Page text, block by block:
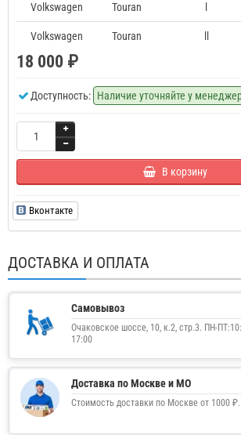
Volkswagen Touran
Volkswagen Touran
18 000 ₽
Доступность: Наличие уточняйте у
В корзину
Вконтакте
ДОСТАВКА И ОПЛАТА
Самовывоз
Очаковское шоссе, 10, к.2, стр.3. ПН-
17:00
Доставка по Москве и МО
Стоимость доставки по Москве от 1000